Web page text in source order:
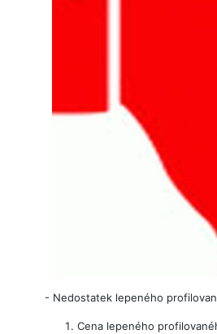
- Nedostatek lepeného
Cena lepeného